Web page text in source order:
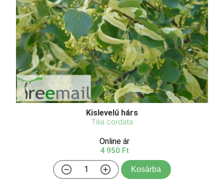
Kislevelű hárs
Tilia cordata
Online ár
4 950 Ft
Kosárba